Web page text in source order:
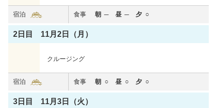
飛鳥Ⅲ
これぞ世界に誇る新たな日本の客船。全室バルコニー
付き、6つのダイニングなど、お一人おひとりに“最幸
心からくつろいでいただける居住性を重視した船内で
特別な洋上体験をお届けいたします。
宿泊 食事 朝 昼 夕
2日目 11月2日（月）
クルージング
宿泊 食事 朝 昼 夕
3日目 11月3日（火）